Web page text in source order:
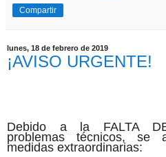
Compartir
lunes, 18 de febrero de 2019
¡AVISO URGENTE!
Debido a la FALTA
problemas técnicos, se
medidas extraordinarias: